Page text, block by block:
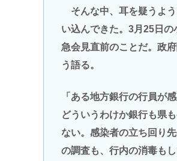
そんな中、耳を疑うよ
い込んできた。3月25日の
急会見直前のことだ。政
う語る。
「ある地方銀行の行員が感
どういうわけか銀行も県
ない。感染者の立ち回り
の調査も、行内の消毒もし